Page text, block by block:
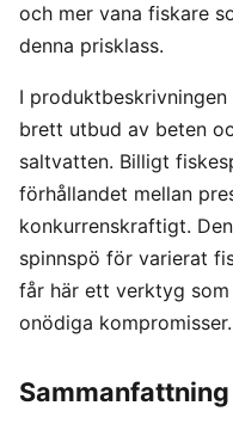
och mer vana fiskare
denna prisklass.
I
brett utbud av beten
saltvatten. Billigt
förhållandet mellan
konkurrenskraftigt.
spinnspö för varierat
får här ett verktyg
onödiga kompromisser.
Sammanfattning